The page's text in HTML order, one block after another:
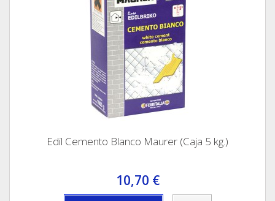
Edil Cemento Blanco Maurer (Caja 5 kg.)
10,70 €